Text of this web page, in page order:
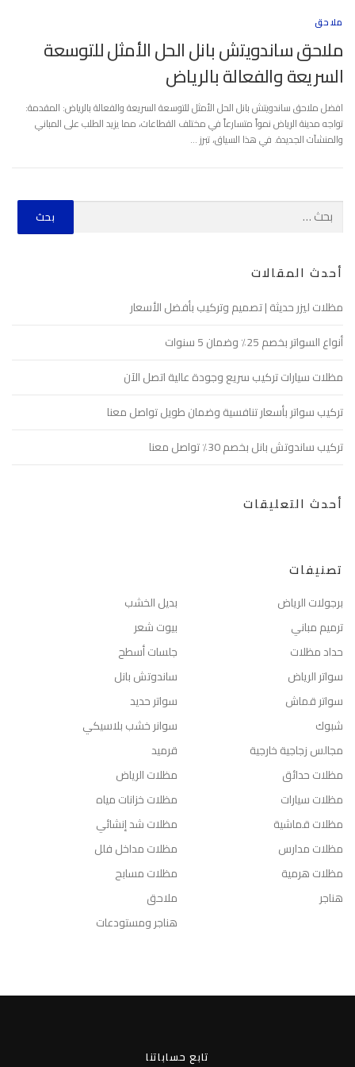
ملاحق
ملاحق ساندويتش بانل الحل الأمثل للتوسعة
السريعة والفعالة بالرياض
افضل ملاحق ساندويتش بانل الحل الأمثل للتوسعة السريعة والفعالة بالرياض: المقدمة:
تواجه مدينة الرياض نمواً متسارعاً في مختلف القطاعات، مما يزيد الطلب على المباني
والمنشآت الجديدة. في هذا السياق، تبرز …
أحدث المقالات
مظلات ليزر حديثة | تصميم وتركيب بأفضل الأسعار
أنواع السواتر بخصم 25٪ وضمان 5 سنوات
مظلات سيارات تركيب سريع وجودة عالية اتصل الآن
تركيب سواتر بأسعار تنافسية وضمان طويل تواصل معنا
تركيب ساندوتش بانل بخصم 30٪ تواصل معنا
أحدث التعليقات
تصنيفات
بديل الخشب
برجولات الرياض
بيوت شعر
ترميم مباني
جلسات أسطح
حداد مظلات
ساندوتش بانل
سواتر الرياض
سواتر حديد
سواتر قماش
سوانر خشب بلاسيكي
شبوك
قرميد
مجالس زجاجية خارجية
مظلات الرياض
مظلات حدائق
مظلات خزانات مياه
مظلات سيارات
مظلات شد إنشائي
مظلات قماشية
مظلات مداخل فلل
مظلات مدارس
مظلات مسابح
مظلات هرمية
ملاحق
هناجر
هناجر ومستودعات
تابع حساباتنا